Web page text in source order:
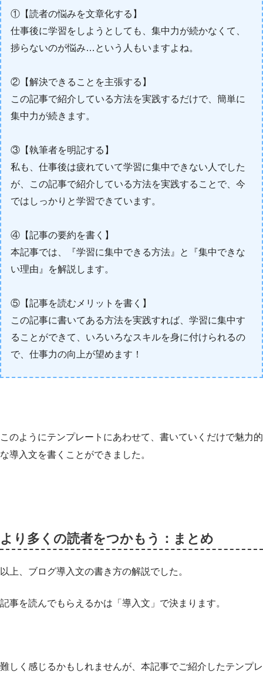
①【読者の悩みを文章化する】
仕事後に学習をしようとしても、集中力が続かなくて、
捗らないのが悩み…という人もいますよね。
②【解決できることを主張する】
この記事で紹介している方法を実践するだけで、簡単に
集中力が続きます。
③【執筆者を明記する】
私も、仕事後は疲れていて学習に集中できない人でした
が、この記事で紹介している方法を実践することで、今
ではしっかりと学習できています。
④【記事の要約を書く】
本記事では、『学習に集中できる方法』と『集中できな
い理由』を解説します。
⑤【記事を読むメリットを書く】
この記事に書いてある方法を実践すれば、学習に集中す
ることができて、いろいろなスキルを身に付けられるの
で、仕事力の向上が望めます！
このようにテンプレートにあわせて、書いていくだけで魅力的
な導入文を書くことができました。
より多くの読者をつかもう：まとめ
以上、ブログ導入文の書き方の解説でした。
記事を読んでもらえるかは「導入文」で決まります。
難しく感じるかもしれませんが、本記事でご紹介したテンプレ